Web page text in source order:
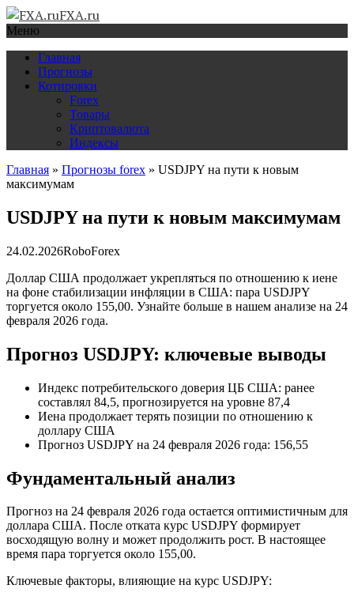
FXA.ru
Меню
Главная
Прогнозы
Котировки
Forex
Товары
Криптовалюта
Индексы
Главная » Прогнозы forex » USDJPY на пути к новым
максимумам
USDJPY на пути к новым максимумам
24.02.2026RoboForex
Доллар США продолжает укрепляться по отношению к иене
на фоне стабилизации инфляции в США: пара USDJPY
торгуется около 155,00. Узнайте больше в нашем анализе на 24
февраля 2026 года.
Прогноз USDJPY: ключевые выводы
Индекс потребительского доверия ЦБ США: ранее
составлял 84,5, прогнозируется на уровне 87,4
Иена продолжает терять позиции по отношению к
доллару США
Прогноз USDJPY на 24 февраля 2026 года: 156,55
Фундаментальный анализ
Прогноз на 24 февраля 2026 года остается оптимистичным для
доллара США. После отката курс USDJPY формирует
восходящую волну и может продолжить рост. В настоящее
время пара торгуется около 155,00.
Ключевые факторы, влияющие на курс USDJPY: